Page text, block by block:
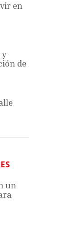
en
y
de
un